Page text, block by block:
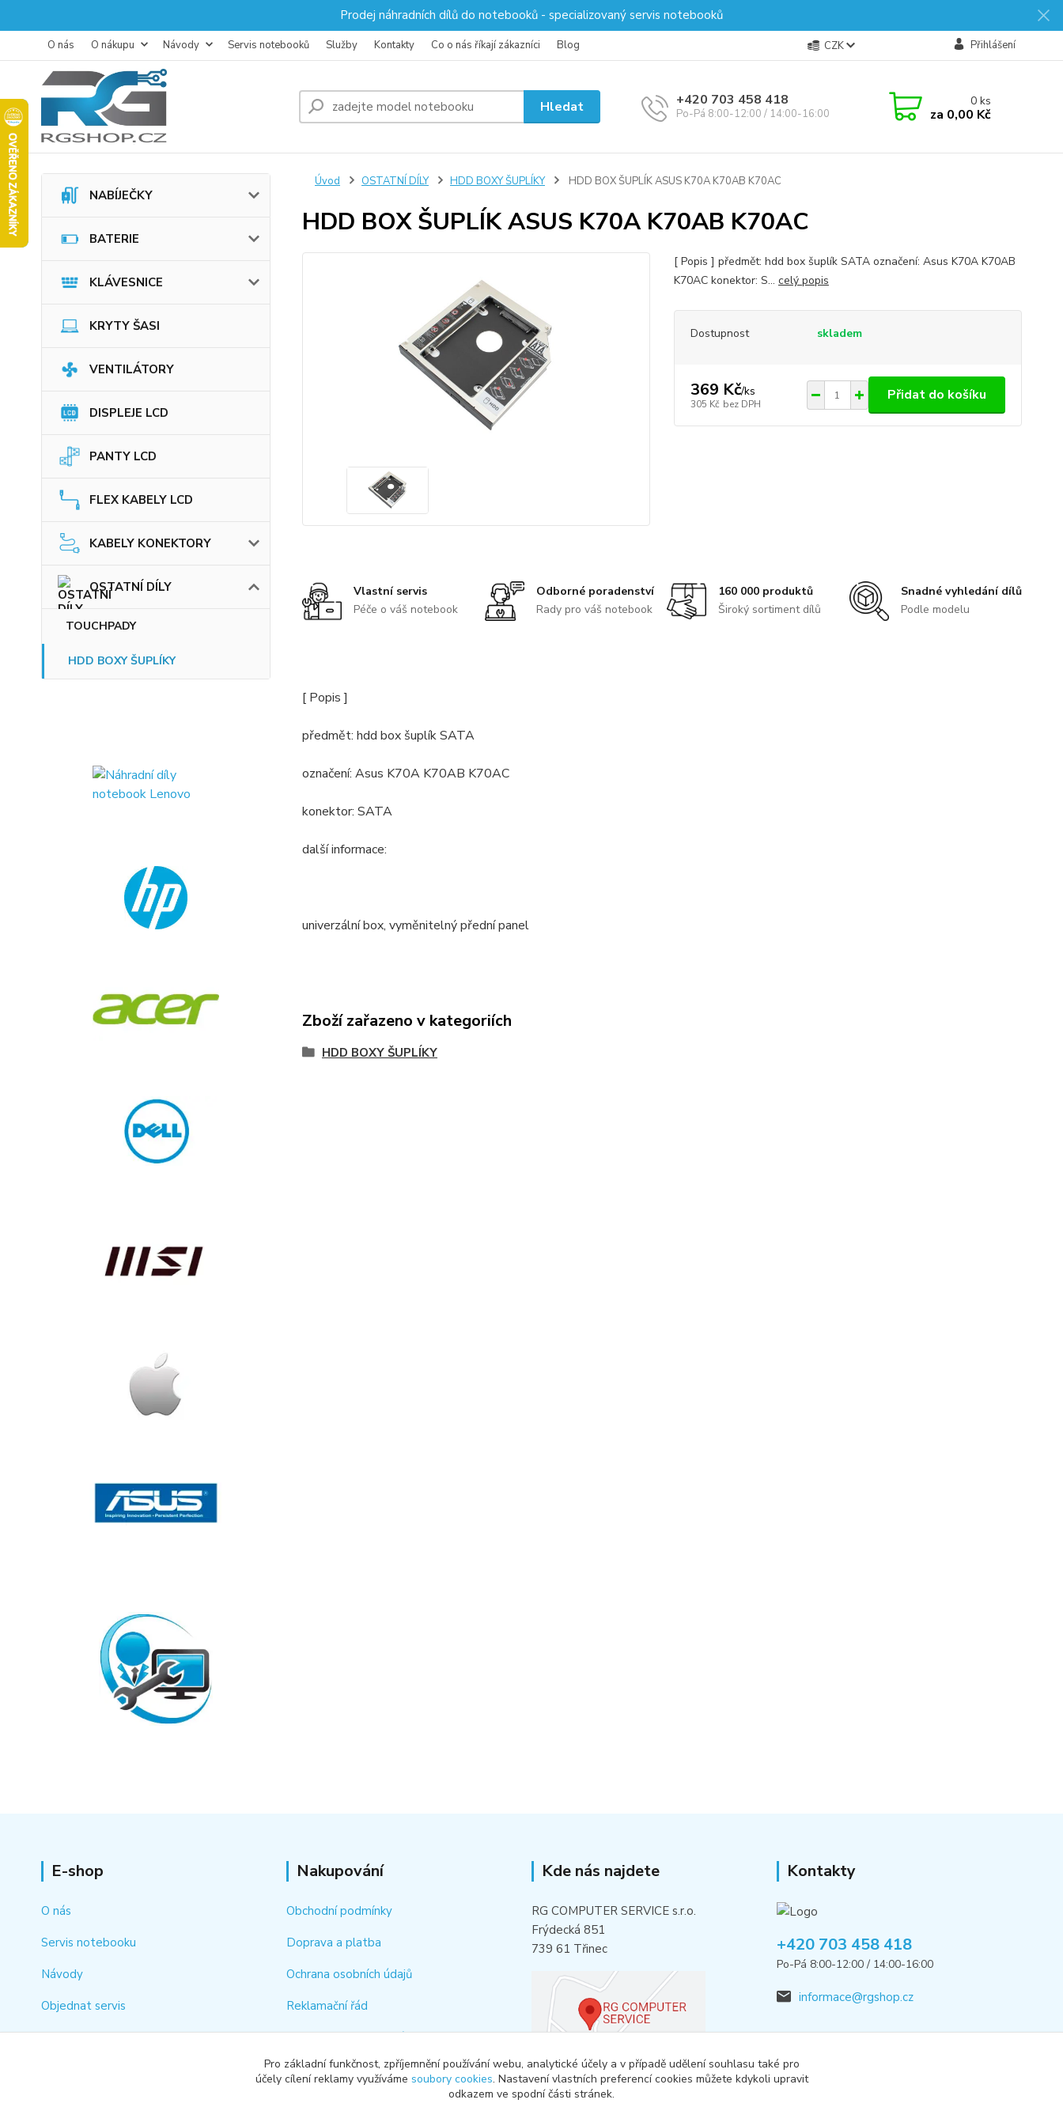
Prodej náhradních dílů do notebooků - specializovaný servis notebooků
O nás O nákupu Návody Servis notebooků Služby Kontakty Co o nás říkají zákazníci Blog CZK Přihlášení
Hledat +420 703 458 418
Po-Pá 8:00-12:00 / 14:00-16:00
0ks
za 0,00 Kč
NABÍJEČKY
BATERIE
KLÁVESNICE
KRYTY ŠASI
VENTILÁTORY
DISPLEJE LCD
PANTY LCD
FLEX KABELY LCD
KABELY KONEKTORY
OSTATNÍ DÍLY
TOUCHPADY
HDD BOXY ŠUPLÍKY
Úvod OSTATNÍ DÍLY HDD BOXY ŠUPLÍKY HDD BOX ŠUPLÍK ASUS K70A K70AB K70AC
HDD BOX ŠUPLÍK ASUS K70A K70AB K70AC
[ Popis ] předmět: hdd box šuplík SATA označení: Asus K70A K70AB
K70AC konektor: S... celý popis
Dostupnost skladem
369 Kč/ks
305 Kč bez DPH
Přidat do košíku
Vlastní servis
Péče o váš notebook
Odborné poradenství
Rady pro váš notebook
160 000 produktů
Široký sortiment dílů
Snadné vyhledání dílů
Podle modelu
[ Popis ]
předmět: hdd box šuplík SATA
označení: Asus K70A K70AB K70AC
konektor: SATA
další informace:
univerzální box, vyměnitelný přední panel
Zboží zařazeno v kategoriích
HDD BOXY ŠUPLÍKY
E-shop
O nás
Servis notebooku
Návody
Objednat servis
Kontakt
Nakupování
Obchodní podmínky
Doprava a platba
Ochrana osobních údajů
Reklamační řád
Jak rychle vyhledat náhradní díl
Odstoupení od smlouvy
Kde nás najdete
RG COMPUTER SERVICE s.r.o.
Frýdecká 851
739 61 Třinec
Kontakty
+420 703 458 418
Po-Pá 8:00-12:00 / 14:00-16:00
informace@rgshop.cz
Pro základní funkčnost, zpříjemnění používání webu, analytické účely a v případě udělení souhlasu také pro
účely cílení reklamy využíváme soubory cookies. Nastavení vlastních preferencí cookies můžete kdykoli upravit
odkazem ve spodní části stránek.